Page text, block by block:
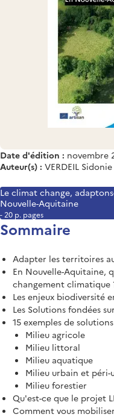
Date d'édition : novembre
Auteur(s) : VERDEIL Sidonie
Le climat change,
Nouvelle-Aquitaine
- 20 p. pages
Sommaire
Adapter les territoires
En Nouvelle-Aquitaine,
changement climatique
Les enjeux biodiversité
Les Solutions fondées
15 exemples de
Milieu agricole
Milieu littoral
Milieu aquatique
Milieu urbain et péri-
Milieu forestier
Qu'est-ce que le projet
Comment vous